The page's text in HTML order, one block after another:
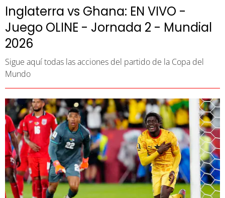
Inglaterra vs Ghana: EN VIVO -
Juego OLINE - Jornada 2 - Mundial
2026
Sigue aquí todas las acciones del partido de la Copa del
Mundo